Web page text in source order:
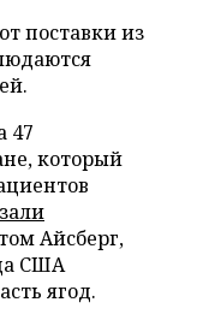
поставки из
47
который
Айсберг,
США
ягод.